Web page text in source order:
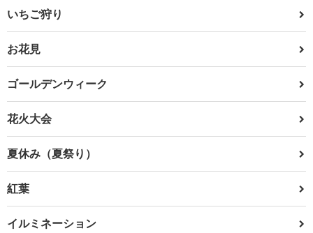
いちご狩り
お花見
ゴールデンウィーク
花火大会
夏休み（夏祭り）
紅葉
イルミネーション